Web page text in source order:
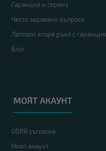
Гаранция и сервиз
Често задавани въпроси
Лаптопи втора ръка с гаранция
Блог
МОЯТ АКАУНТ
GDPR съгласие
Моят акаунт